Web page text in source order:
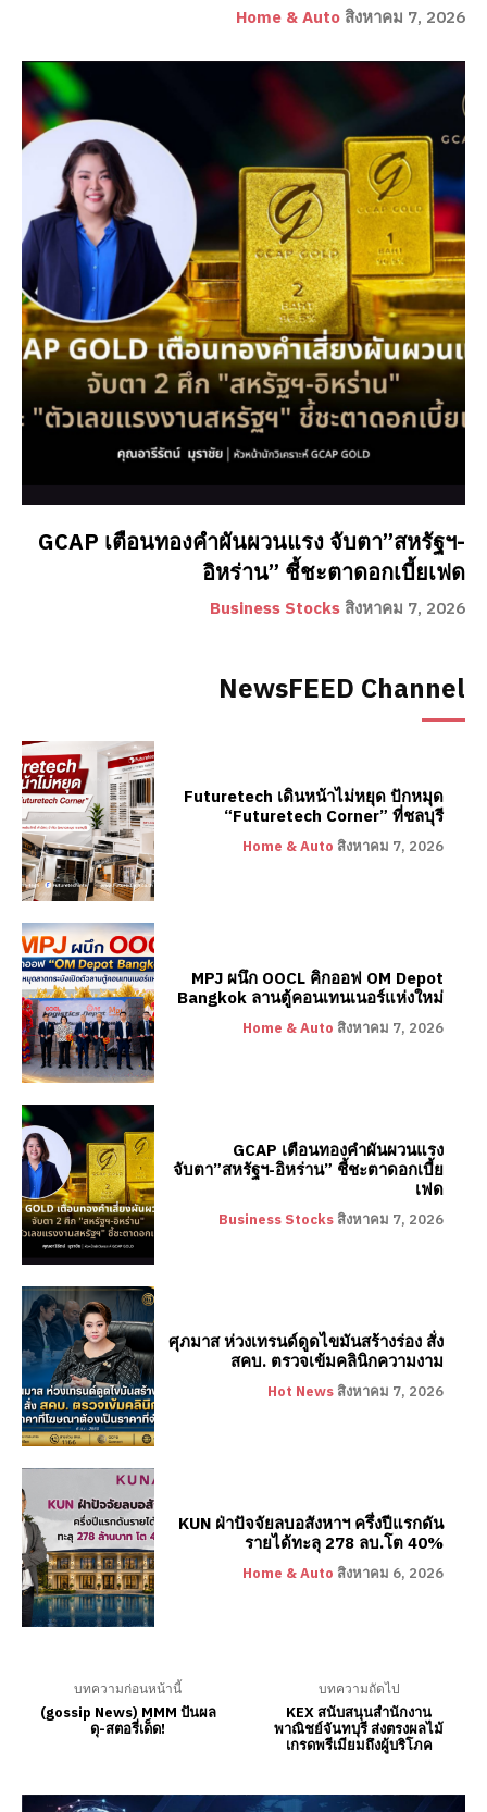
Home & Auto สิงหาคม 7, 2026
GCAP เตือนทองคำผันผวนแรง จับตา”สหรัฐฯ-
อิหร่าน” ชี้ชะตาดอกเบี้ยเฟด
Business Stocks สิงหาคม 7, 2026
NewsFEED Channel
Futuretech เดินหน้าไม่หยุด ปักหมุด
“Futuretech Corner” ที่ชลบุรี
Home & Auto สิงหาคม 7, 2026
MPJ ผนึก OOCL คิกออฟ OM Depot
Bangkok ลานตู้คอนเทนเนอร์แห่งใหม่
Home & Auto สิงหาคม 7, 2026
GCAP เตือนทองคำผันผวนแรง
จับตา”สหรัฐฯ-อิหร่าน” ชี้ชะตาดอกเบี้ย
เฟด
Business Stocks สิงหาคม 7, 2026
ศุภมาส ห่วงเทรนด์ดูดไขมันสร้างร่อง สั่ง
สคบ. ตรวจเข้มคลินิกความงาม
Hot News สิงหาคม 7, 2026
KUN ฝ่าปัจจัยลบอสังหาฯ ครึ่งปีแรกดัน
รายได้ทะลุ 278 ลบ.โต 40%
Home & Auto สิงหาคม 6, 2026
บทความก่อนหน้านี้
(gossip News) ​MMM ปันผล
ดุ-สตอรี่เด็ด!​
บทความถัดไป
KEX สนับสนุนสำนักงาน
พาณิชย์จันทบุรี ส่งตรงผลไม้
เกรดพรีเมียมถึงผู้บริโภค